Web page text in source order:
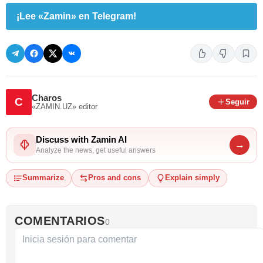
¡Lee «Zamin» en Telegram!
C Charos
«ZAMIN.UZ» editor
Seguir
Discuss with Zamin AI
Analyze the news, get useful answers
→
Summarize Pros and cons Explain simply
COMENTARIOS0